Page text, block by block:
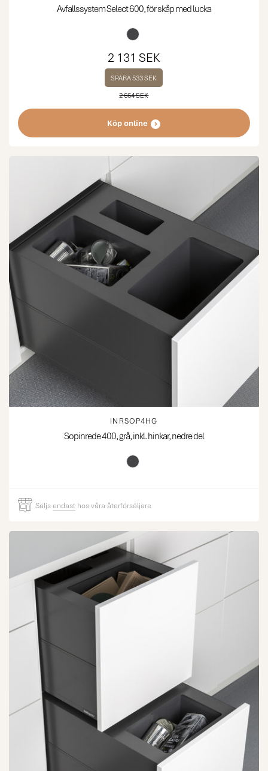
2 131 SEK
SPARA 533 SEK
2 664 SEK
Avfallssystem Select 600, för skåp med lucka
Köp online
INRSOP4HG
Sopinrede 400, grå, inkl. hinkar, nedre del
Säljsendast hos våra återförsäljare